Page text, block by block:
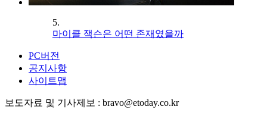
5.
마이클 잭슨은 어떤 존재였을까
PC버전
공지사항
사이트맵
보도자료 및 기사제보 : bravo@etoday.co.kr